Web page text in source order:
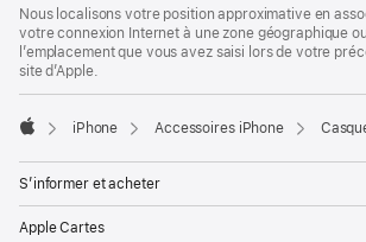
Nous localisons votre position approximative en
votre connexion Internet à une zone géographique
l’emplacement que vous avez saisi lors de votre
site d’Apple.
iPhone Accessoires iPhone
S’informer et acheter
Apple Cartes